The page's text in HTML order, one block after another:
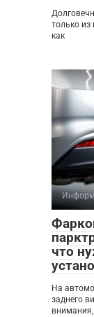
только из
как
что
На
заднего